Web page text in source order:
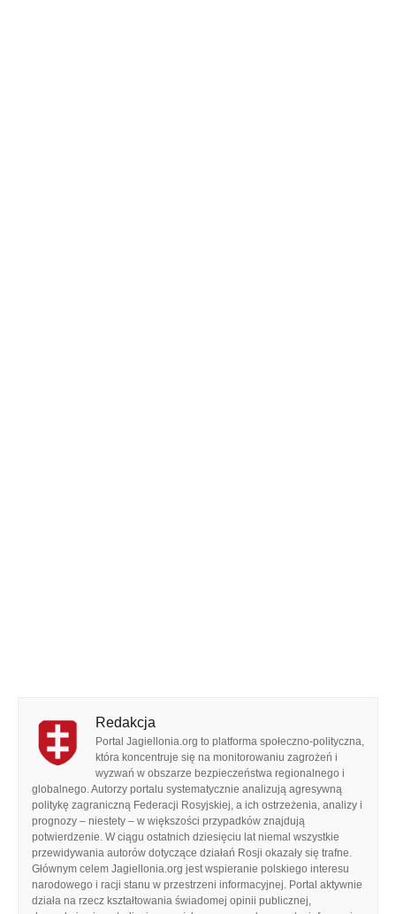
Redakcja
Portal Jagiellonia.org to platforma społeczno-polityczna,
która koncentruje się na monitorowaniu zagrożeń i
wyzwań w obszarze bezpieczeństwa regionalnego i
globalnego. Autorzy portalu systematycznie analizują agresywną
politykę zagraniczną Federacji Rosyjskiej, a ich ostrzeżenia, analizy i
prognozy – niestety – w większości przypadków znajdują
potwierdzenie. W ciągu ostatnich dziesięciu lat niemal wszystkie
przewidywania autorów dotyczące działań Rosji okazały się trafne.
Głównym celem Jagiellonia.org jest wspieranie polskiego interesu
narodowego i racji stanu w przestrzeni informacyjnej. Portal aktywnie
działa na rzecz kształtowania świadomej opinii publicznej,